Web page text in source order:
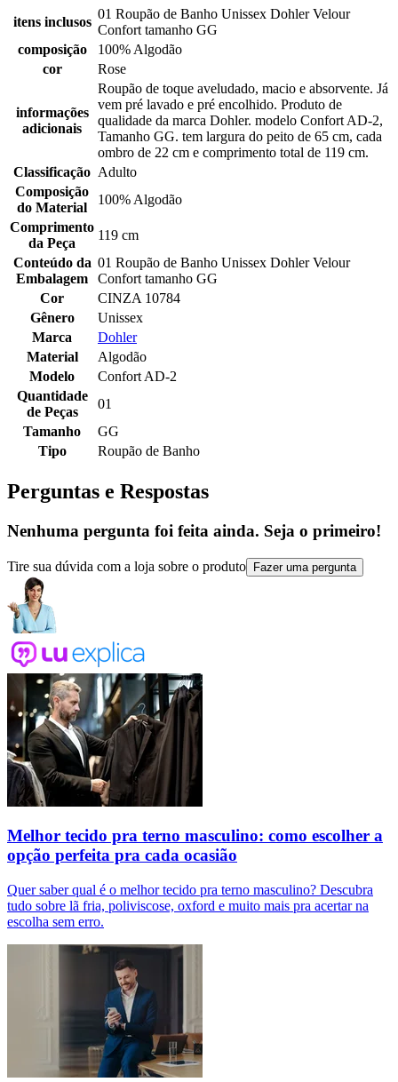
itens inclusos
01 Roupão de Banho Unissex Dohler Velour
Confort tamanho GG
composição
100% Algodão
cor
Rose
informações
adicionais
Roupão de toque aveludado, macio e absorvente. Já
vem pré lavado e pré encolhido. Produto de
qualidade da marca Dohler. modelo Confort AD-2,
Tamanho GG. tem largura do peito de 65 cm, cada
ombro de 22 cm e comprimento total de 119 cm.
Classificação Adulto
Composição
do Material
100% Algodão
Comprimento
da Peça
119 cm
Conteúdo da
Embalagem
01 Roupão de Banho Unissex Dohler Velour
Confort tamanho GG
Cor
CINZA 10784
Gênero
Unissex
Marca
Dohler
Material
Algodão
Modelo
Confort AD-2
Quantidade
de Peças
01
Tamanho
GG
Tipo
Roupão de Banho
Perguntas e Respostas
Nenhuma pergunta foi feita ainda. Seja o primeiro!
Tire sua dúvida com a loja sobre o produto Fazer uma pergunta
Melhor tecido pra terno masculino: como escolher a
opção perfeita pra cada ocasião
Quer saber qual é o melhor tecido pra terno masculino? Descubra
tudo sobre lã fria, poliviscose, oxford e muito mais pra acertar na
escolha sem erro.